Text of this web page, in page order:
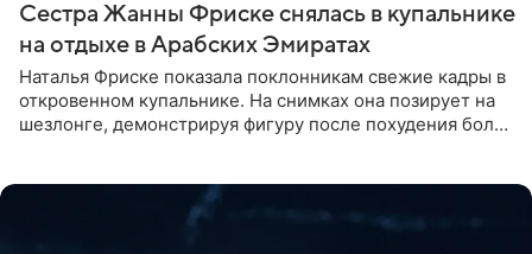
Сестра Жанны Фриске снялась в купальнике
на отдыхе в Арабских Эмиратах
Наталья Фриске показала поклонникам свежие кадры в
откровенном купальнике. На снимках она позирует на
шезлонге, демонстрируя фигуру после похудения более